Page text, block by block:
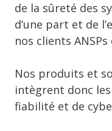
de la sûreté des
d’une part et de
nos clients
Nos produits et
intègrent donc
fiabilité et de